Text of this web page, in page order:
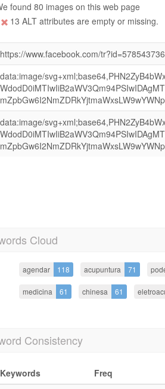
found 80 images on this web page
13 ALT attributes are empty or missing.
https://www.facebook.com/
data:image/
data:image/
Cloud
agendar 118 acupuntura 71
medicina 61 chinesa 61
Consistency
Keywords Freq